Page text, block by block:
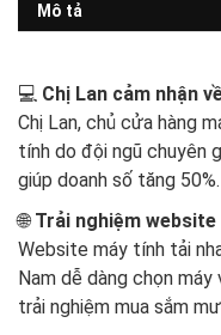
Mô tả
💻 Chị Lan cảm nhận
Chị Lan, chủ cửa hàng
tính do đội ngũ chuyên
giúp doanh số tăng
🌐 Trải nghiệm
Website máy tính tải
Nam dễ dàng chọn
trải nghiệm mua sắm